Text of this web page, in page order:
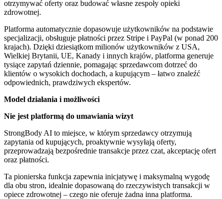
otrzymywać oferty oraz budować własne zespoły opieki
zdrowotnej.
Platforma automatycznie dopasowuje użytkowników na podstawie
specjalizacji, obsługuje płatności przez Stripe i PayPal (w ponad 200
krajach). Dzięki dziesiątkom milionów użytkowników z USA,
Wielkiej Brytanii, UE, Kanady i innych krajów, platforma generuje
tysiące zapytań dziennie, pomagając sprzedawcom dotrzeć do
klientów o wysokich dochodach, a kupującym – łatwo znaleźć
odpowiednich, prawdziwych ekspertów.
Model działania i możliwości
Nie jest platformą do umawiania wizyt
StrongBody AI to miejsce, w którym sprzedawcy otrzymują
zapytania od kupujących, proaktywnie wysyłają oferty,
przeprowadzają bezpośrednie transakcje przez czat, akceptację ofert
oraz płatności.
Ta pionierska funkcja zapewnia inicjatywę i maksymalną wygodę
dla obu stron, idealnie dopasowaną do rzeczywistych transakcji w
opiece zdrowotnej – czego nie oferuje żadna inna platforma.